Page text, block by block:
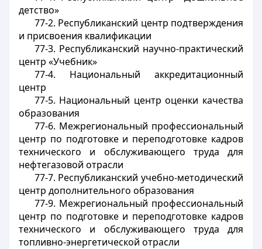
детство»
77-2. Республиканский центр подтверждения
и присвоения квалификации
77-3. Республиканский научно-практический
центр «Учебник»
77-4. Национальный аккредитационный
центр
77-5. Национальный центр оценки качества
образования
77-6. Межрегиональный профессиональный
центр по подготовке и переподготовке кадров
технического и обслуживающего труда для
нефтегазовой отрасли
77-7. Республиканский учебно-методический
центр дополнительного образования
77-9. Межрегиональный профессиональный
центр по подготовке и переподготовке кадров
технического и обслуживающего труда для
топливно-энергетической отрасли